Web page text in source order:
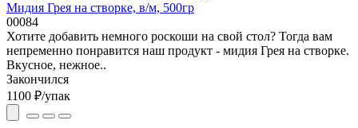
Мидия Грея на створке, в/м, 500гр
00084
Хотите добавить немного роскоши на свой стол? Тогда вам
непременно понравится наш продукт - мидия Грея на створке.
Вкусное, нежное..
Закончился
1100 ₽/упак